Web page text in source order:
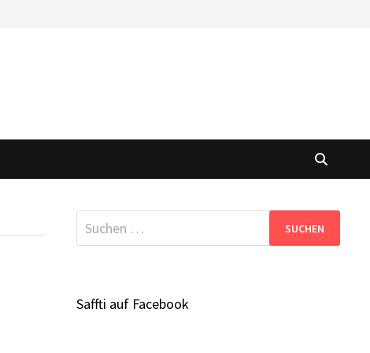
Suchen
nach:
Saffti auf Facebook